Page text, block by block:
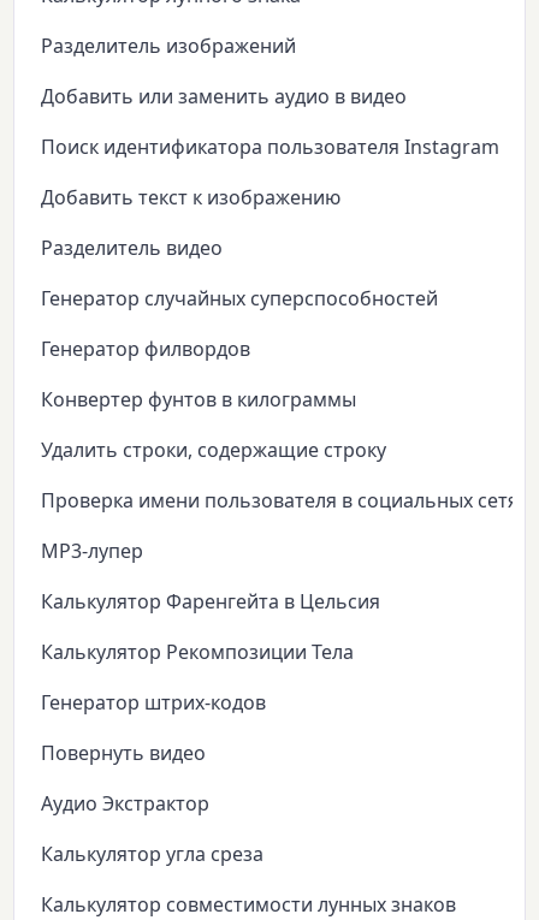
Разделитель изображений
Добавить или заменить аудио в видео
Поиск идентификатора пользователя Instagram
Добавить текст к изображению
Разделитель видео
Генератор случайных суперспособностей
Генератор филвордов
Конвертер фунтов в килограммы
Удалить строки, содержащие строку
Проверка имени пользователя в социальных сетях
MP3-лупер
Калькулятор Фаренгейта в Цельсия
Калькулятор Рекомпозиции Тела
Генератор штрих-кодов
Повернуть видео
Аудио Экстрактор
Калькулятор угла среза
Калькулятор совместимости лунных знаков